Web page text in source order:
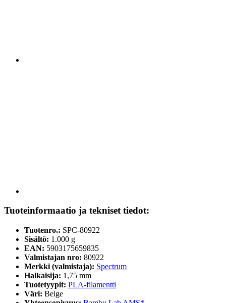
Tuoteinformaatio ja tekniset tiedot:
Tuotenro.: SPC-80922
Sisältö: 1.000 g
EAN: 5903175659835
Valmistajan nro: 80922
Merkki (valmistaja): Spectrum
Halkaisija: 1,75 mm
Tuotetyypit: PLA-filamentti
Väri: Beige